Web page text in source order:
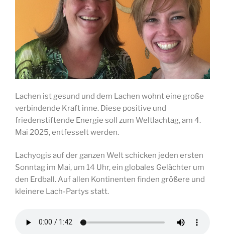
Lachen ist gesund und dem Lachen wohnt eine große
verbindende Kraft inne. Diese positive und
friedenstiftende Energie soll zum Weltlachtag, am 4.
Mai 2025, entfesselt werden.
Lachyogis auf der ganzen Welt schicken jeden ersten
Sonntag im Mai, um 14 Uhr, ein globales Gelächter um
den Erdball. Auf allen Kontinenten finden größere und
kleinere Lach-Partys statt.